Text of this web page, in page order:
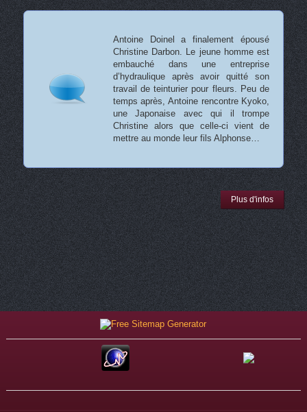
Antoine Doinel a finalement épousé
Christine Darbon. Le jeune homme est
embauché dans une entreprise
d’hydraulique après avoir quitté son
travail de teinturier pour fleurs. Peu de
temps après, Antoine rencontre Kyoko,
une Japonaise avec qui il trompe
Christine alors que celle-ci vient de
mettre au monde leur fils Alphonse…
Plus d'infos